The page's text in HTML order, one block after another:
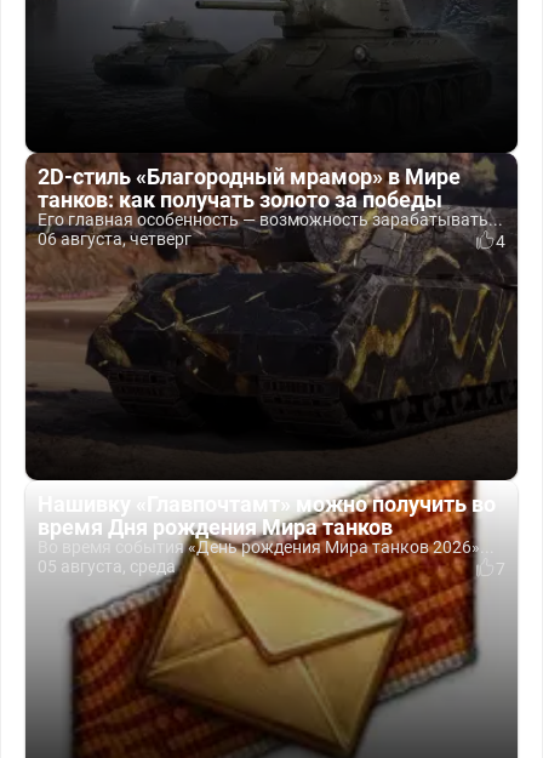
2D-стиль «Благородный мрамор» в Мире
танков: как получать золото за победы
Его главная особенность — возможность зарабатывать...
06 августа, четверг
4
Нашивку «Главпочтамт» можно получить во
время Дня рождения Мира танков
Во время события «День рождения Мира танков 2026»...
05 августа, среда
7